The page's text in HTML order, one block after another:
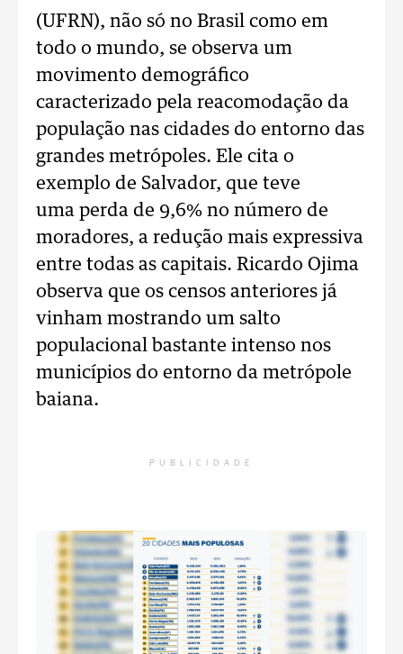
(UFRN), não só no Brasil como em
todo o mundo, se observa um
movimento demográfico
caracterizado pela reacomodação da
população nas cidades do entorno das
grandes metrópoles. Ele cita o
exemplo de Salvador, que teve
uma perda de 9,6% no número de
moradores, a redução mais expressiva
entre todas as capitais. Ricardo Ojima
observa que os censos anteriores já
vinham mostrando um salto
populacional bastante intenso nos
municípios do entorno da metrópole
baiana.
PUBLICIDADE